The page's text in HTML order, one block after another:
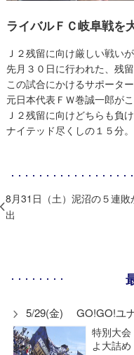
ライバルＦＣ岐阜戦を
Ｊ２残留に向け厳しい戦い
先月３０日に行われた、残
この試合にかけるサポータ
元日本代表ＦＷ巻誠一郎が
Ｊ２残留に向けどちらも負
ナイテッド尽くしの１５分。
8月31日（土）泥沼の５連敗
出
5/29(金) GO!GO!ユ
特別大
よ大詰